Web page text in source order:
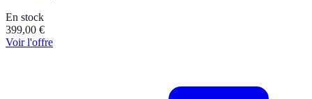
En stock
399,00 €
Voir l'offre